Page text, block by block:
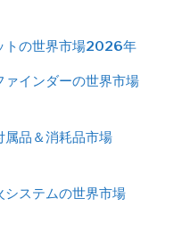
トの世界市場2026年
ァインダーの世界市場
属品＆消耗品市場
システムの世界市場